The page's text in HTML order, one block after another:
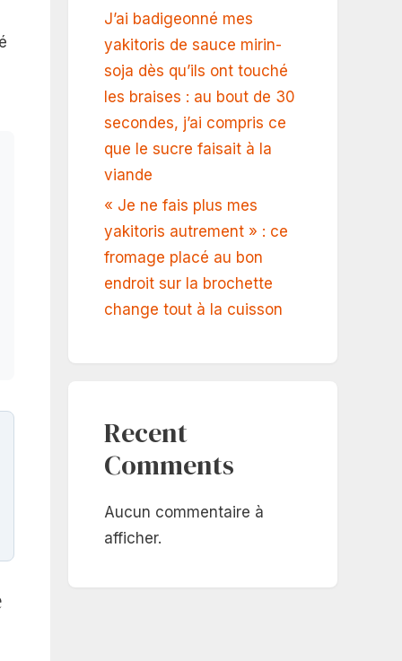
J’ai badigeonné mes
yakitoris de sauce mirin-
soja dès qu’ils ont touché
les braises : au bout de 30
secondes, j’ai compris ce
que le sucre faisait à la
viande
« Je ne fais plus mes
yakitoris autrement » : ce
fromage placé au bon
endroit sur la brochette
change tout à la cuisson
Recent
Comments
Aucun commentaire à
afficher.